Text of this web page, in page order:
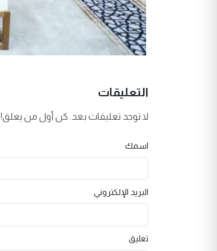
التعليقات
لا توجد تعليقات بعد. كن أول من يعلق!
اسمك
البريد الإلكتروني
تعليق